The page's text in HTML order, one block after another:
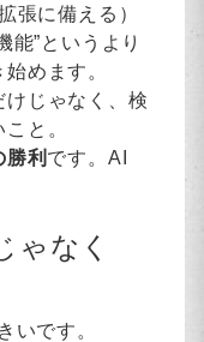
張に備える）
能”というより
めます。
じゃなく、検
と。
勝利 です。AI
ゃなく
いです。